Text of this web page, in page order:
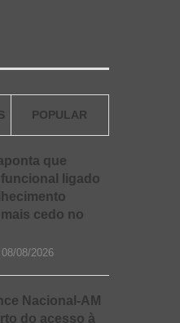
POPULAR
que
ligado
cedo no
08/08/2026
Nacional-AM
do acesso à